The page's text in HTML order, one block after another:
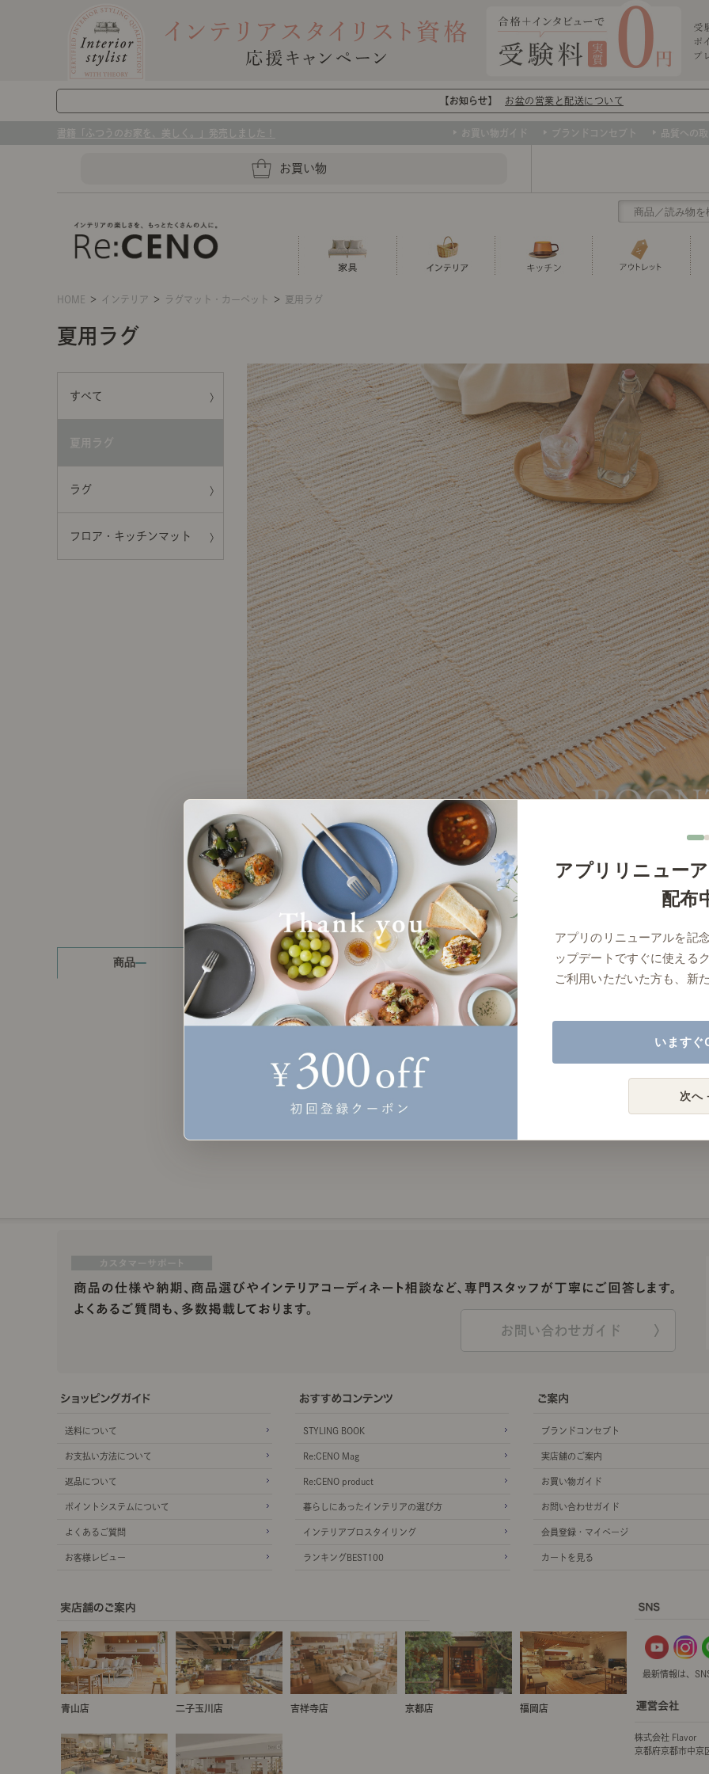
【お知らせ】 お盆の営業と配送について
書籍「ふつうのお家を、美しく。」発売しました！ お買い物ガイド ブランドコンセプト 品質への
お買い物
ソファー
キッチン家具 デスク・チェア 照明
キッズ家具
ラグマット・カーペット
タオル・サニタリー 収納雑貨 アート・フレーム 置物・
フレグランス フラワーベース・花瓶 観葉植物 家電
キッチングッズ収納
コーヒーグッズ エプロン・クロス キッチンツール
トップ
展示アイテム
アクセス
ト
展
ア
Sunny in my life 涼感寝具特集 夏の快適インテリア特集 リビング家具特集
ナチュラルヴィンテージを知る
ナチュラルヴィンテージとは？ ナチュラルヴィンテージ実例 ナチュラルヴィンテージの基
インテリアを学ぶ
コーディネートの基本 ディスプレイの基本 お手入れの基本 コツとノ
ダイニングの基本 収納の基本 寝室の基本 キッチン
照明の基本 カーテンの基本
インテリアを楽しむ
みんなのエッセイ Let's DIY！ 植物と暮らそう 話題の場
おすすめカフェ 食べるを楽しむ 日々のできごと
リセノのこと
僕と私の愛用品 蚤の市で見つけた偏愛品 Re:CENO Vlog（動画） Re:CENO
製品ストーリー 商品紹介（動画） リセノ ランチ部 お仕事レ
特集
書籍連動企画 AGRAソファのこと
オリジナル家具の企画経緯
お部屋ビフォーアフター ルームツアー モーニングルーティン
Vlog「日々うらら」 Vlog「にわかに、暮らせば。」
HOME ＞ インテリア ＞ ラグマット・カーペット ＞ 夏用ラグ
夏用ラグ
すべて
夏用ラグ
ラグ
フロア・キッチンマット
商品 読み物 詳細 サイズ／カラーをまとめる
読み込みに失敗しました
お問い合わせガイド
送料について
お支払い方法について
返品について
ポイントシステムについて
よくあるご質問
お客様レビュー
STYLING BOOK
Re:CENO Mag
Re:CENO product
暮らしにあったインテリアの選び方
インテリアプロスタイリング
ランキングBEST100
ブランドコンセプト
実店舗のご案内
お買い物ガイド
お問い合わせガイド
会員登録・マイページ
カートを見る
青山店 二子玉川店 吉祥寺店 京都店 福岡店
最新情報は、
株式会社 Flavor
京都府京都市中京
アプリリニュー
配布
アプリのリニューアルを記
ップデートですぐに使える
ご利用いただいた方も、新
いますぐ
次へ